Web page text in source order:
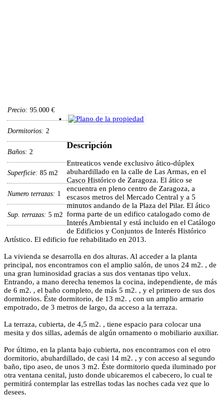
Precio: 95.000 €
Dormitorios: 2
Baños: 2
Superficie: 85 m2
Numero terrazas: 1
Sup. terrazas: 5 m2
Descripción
Entreaticos vende exclusivo ático-dúplex
abuhardillado en la calle de Las Armas, en el
Casco Histórico de Zaragoza. El ático se
encuentra en pleno centro de Zaragoza, a
escasos metros del Mercado Central y a 5
minutos andando de la Plaza del Pilar. El ático
forma parte de un edifico catalogado como de
Interés Ambiental y está incluido en el Catálogo
de Edificios y Conjuntos de Interés Histórico
Artístico. El edificio fue rehabilitado en 2013.
La vivienda se desarrolla en dos alturas. Al acceder a la planta
principal, nos encontramos con el amplio salón, de unos 24 m2. , de
una gran luminosidad gracias a sus dos ventanas tipo velux.
Entrando, a mano derecha tenemos la cocina, independiente, de más
de 6 m2. , el baño completo, de más 5 m2. , y el primero de sus dos
dormitorios. Éste dormitorio, de 13 m2. , con un amplio armario
empotrado, de 3 metros de largo, da acceso a la terraza.
La terraza, cubierta, de 4,5 m2. , tiene espacio para colocar una
mesita y dos sillas, además de algún ornamento o mobiliario auxiliar.
Por último, en la planta bajo cubierta, nos encontramos con el otro
dormitorio, abuhardillado, de casi 14 m2. , y con acceso al segundo
baño, tipo aseo, de unos 3 m2. Éste dormitorio queda iluminado por
otra ventana cenital, justo donde ubicaremos el cabecero, lo cual te
permitirá contemplar las estrellas todas las noches cada vez que lo
desees.